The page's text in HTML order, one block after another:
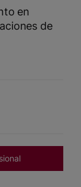
en
de